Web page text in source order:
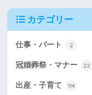
カテゴリー
仕事・パート 2
冠婚葬祭・マナー 22
出産・子育て 114